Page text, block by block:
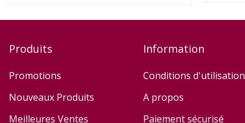
Produits
Promotions
Nouveaux Produits
Meilleures Ventes
Information
Conditions d'utilisation
A propos
Paiement sécurisé